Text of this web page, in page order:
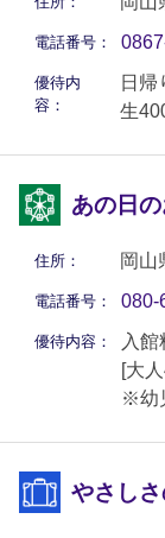
電話番号：
優待内
容：
日
生
あの日
住所： 岡山
電話番号： 080-
優待内容：
入館
[大
※幼
やさし